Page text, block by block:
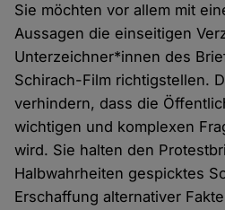
Sie möchten vor allem mit
Aussagen die einseitigen
Unterzeichner*innen des
Schirach-Film richtigstellen.
verhindern, dass die
wichtigen und komplexen
wird. Sie halten den
Halbwahrheiten gespicktes
Erschaffung alternativer